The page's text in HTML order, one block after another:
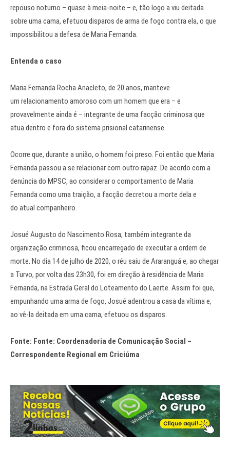
repouso noturno – quase à meia-noite – e, tão logo a viu deitada
sobre uma cama, efetuou disparos de arma de fogo contra ela, o que
impossibilitou a defesa de Maria Fernanda.
Entenda o caso
Maria Fernanda Rocha Anacleto, de 20 anos, manteve
um relacionamento amoroso com um homem que era – e
provavelmente ainda é – integrante de uma facção criminosa que
atua dentro e fora do sistema prisional catarinense.
Ocorre que, durante a união, o homem foi preso. Foi então que Maria
Fernanda passou a se relacionar com outro rapaz. De acordo com a
denúncia do MPSC, ao considerar o comportamento de Maria
Fernanda como uma traição, a facção decretou a morte dela e
do atual companheiro.
Josué Augusto do Nascimento Rosa, também integrante da
organização criminosa, ficou encarregado de executar a ordem de
morte. No dia 14 de julho de 2020, o réu saiu de Araranguá e, ao chegar
a Turvo, por volta das 23h30, foi em direção à residência de Maria
Fernanda, na Estrada Geral do Loteamento do Laerte. Assim foi que,
empunhando uma arma de fogo, Josué adentrou a casa da vítima e,
ao vê-la deitada em uma cama, efetuou os disparos.
Fonte: Fonte: Coordenadoria de Comunicação Social –
Correspondente Regional em Criciúma